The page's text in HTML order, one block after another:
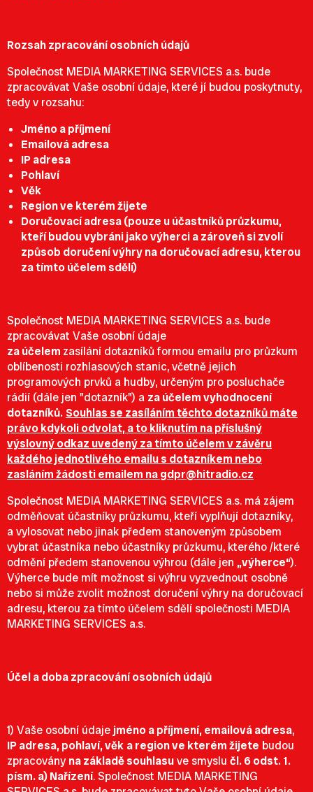
Rozsah zpracování osobních údajů
Společnost MEDIA MARKETING SERVICES a.s. bude
zpracovávat Vaše osobní údaje, které jí budou poskytnuty,
tedy v rozsahu:
Jméno a příjmení
Emailová adresa
IP adresa
Pohlaví
Věk
Region ve kterém žijete
Doručovací adresa (pouze u účastníků průzkumu,
kteří budou vybráni jako výherci a zároveň si zvolí
způsob doručení výhry na doručovací adresu, kterou
za tímto účelem sdělí)
Společnost MEDIA MARKETING SERVICES a.s. bude
zpracovávat Vaše osobní údaje
za účelem zasílání dotazníků formou emailu pro průzkum
oblíbenosti rozhlasových stanic, včetně jejich
programových prvků a hudby, určeným pro posluchače
rádií (dále jen "dotazník") a za účelem vyhodnocení
dotazníků.Souhlas se zasíláním těchto dotazníků máte
právo kdykoli odvolat, a to kliknutím na příslušný
výslovný odkaz uvedený za tímto účelem v závěru
každého jednotlivého emailu s dotazníkem nebo
zasláním žádosti emailem nagdpr@hitradio.cz
Společnost MEDIA MARKETING SERVICES a.s. má zájem
odměňovat účastníky průzkumu, kteří vyplňují dotazníky,
a vylosovat nebo jinak předem stanoveným způsobem
vybrat účastníka nebo účastníky průzkumu, kterého /které
odmění předem stanovenou výhrou (dále jen „výherce“).
Výherce bude mít možnost si výhru vyzvednout osobně
nebo si může zvolit možnost doručení výhry na doručovací
adresu, kterou za tímto účelem sdělí společnosti MEDIA
MARKETING SERVICES a.s.
Účel a doba zpracování osobních údajů
1) Vaše osobní údaje jméno a příjmení,emailová adresa,
IP adresa, pohlaví, věk a region ve kterém žijete budou
zpracovány na základě souhlasuve smyslu čl. 6 odst. 1.
písm. a) Nařízení. Společnost MEDIA MARKETING